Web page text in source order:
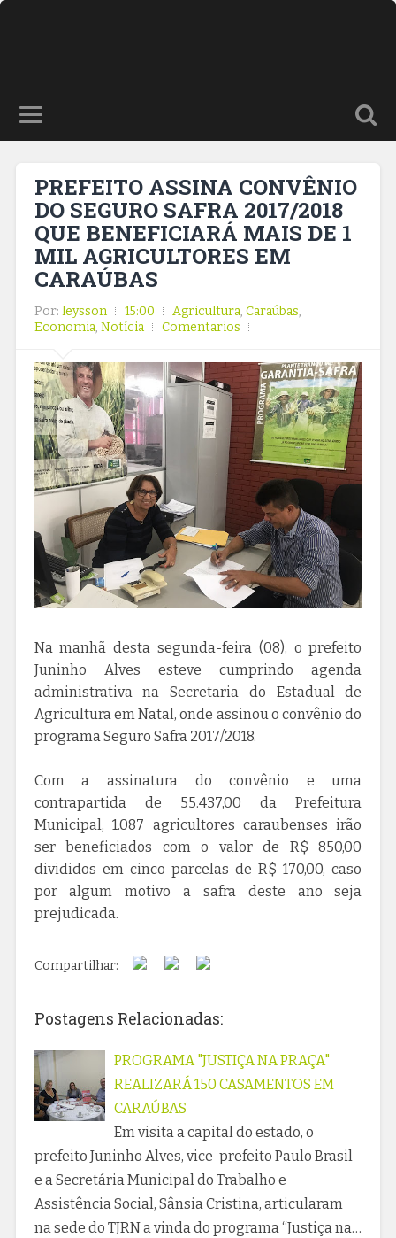
PREFEITO ASSINA CONVÊNIO
DO SEGURO SAFRA 2017/2018
QUE BENEFICIARÁ MAIS DE 1
MIL AGRICULTORES EM
CARAÚBAS
Por: leysson 15:00 Agricultura, Caraúbas,
Economia, Notícia Comentarios
Na manhã desta segunda-feira (08), o prefeito
Juninho Alves esteve cumprindo agenda
administrativa na Secretaria do Estadual de
Agricultura em Natal, onde assinou o convênio do
programa Seguro Safra 2017/2018.
Com a assinatura do convênio e uma
contrapartida de 55.437,00 da Prefeitura
Municipal, 1.087 agricultores caraubenses irão
ser beneficiados com o valor de R$ 850,00
divididos em cinco parcelas de R$ 170,00, caso
por algum motivo a safra deste ano seja
prejudicada.
Compartilhar:
Postagens Relacionadas:
PROGRAMA "JUSTIÇA NA PRAÇA"
REALIZARÁ 150 CASAMENTOS EM
CARAÚBAS
Em visita a capital do estado, o
prefeito Juninho Alves, vice-prefeito Paulo Brasil
e a Secretária Municipal do Trabalho e
Assistência Social, Sânsia Cristina, articularam
na sede do TJRN a vinda do programa “Justiça na…